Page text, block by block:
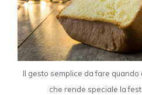
Il gesto semplice da fare
che rende speciale la